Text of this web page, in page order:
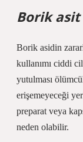
Borik asit
Borik asidin
kullanımı ciddi
yutulması
erişemeyeceği
preparat veya
neden olabilir.